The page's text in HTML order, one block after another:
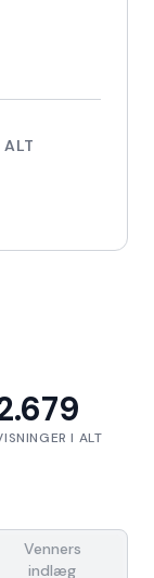
ALT
I ALT
Venners
indlæg